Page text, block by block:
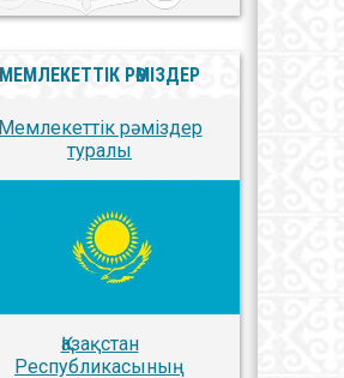
МЕМЛЕКЕТТІК РӘМІЗДЕР
Мемлекеттік рәміздер
туралы
Қазақстан
Республикасының